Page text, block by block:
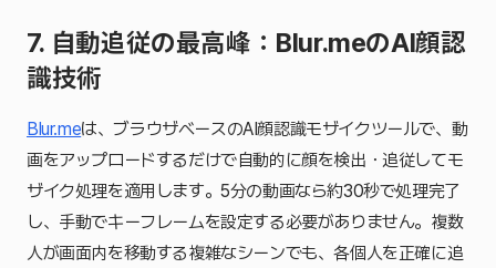
7. 自動追従の最高峰：Blur.meのAI顔認
識技術
Blur.meは、ブラウザベースのAI顔認識モザイクツールで、動
画をアップロードするだけで自動的に顔を検出・追従してモ
ザイク処理を適用します。5分の動画なら約30秒で処理完了
し、手動でキーフレームを設定する必要がありません。複数
人が画面内を移動する複雑なシーンでも、各個人を正確に追